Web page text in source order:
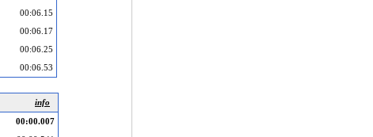
00:06.15
00:06.17
00:06.25
00:06.53
info
00:00.007